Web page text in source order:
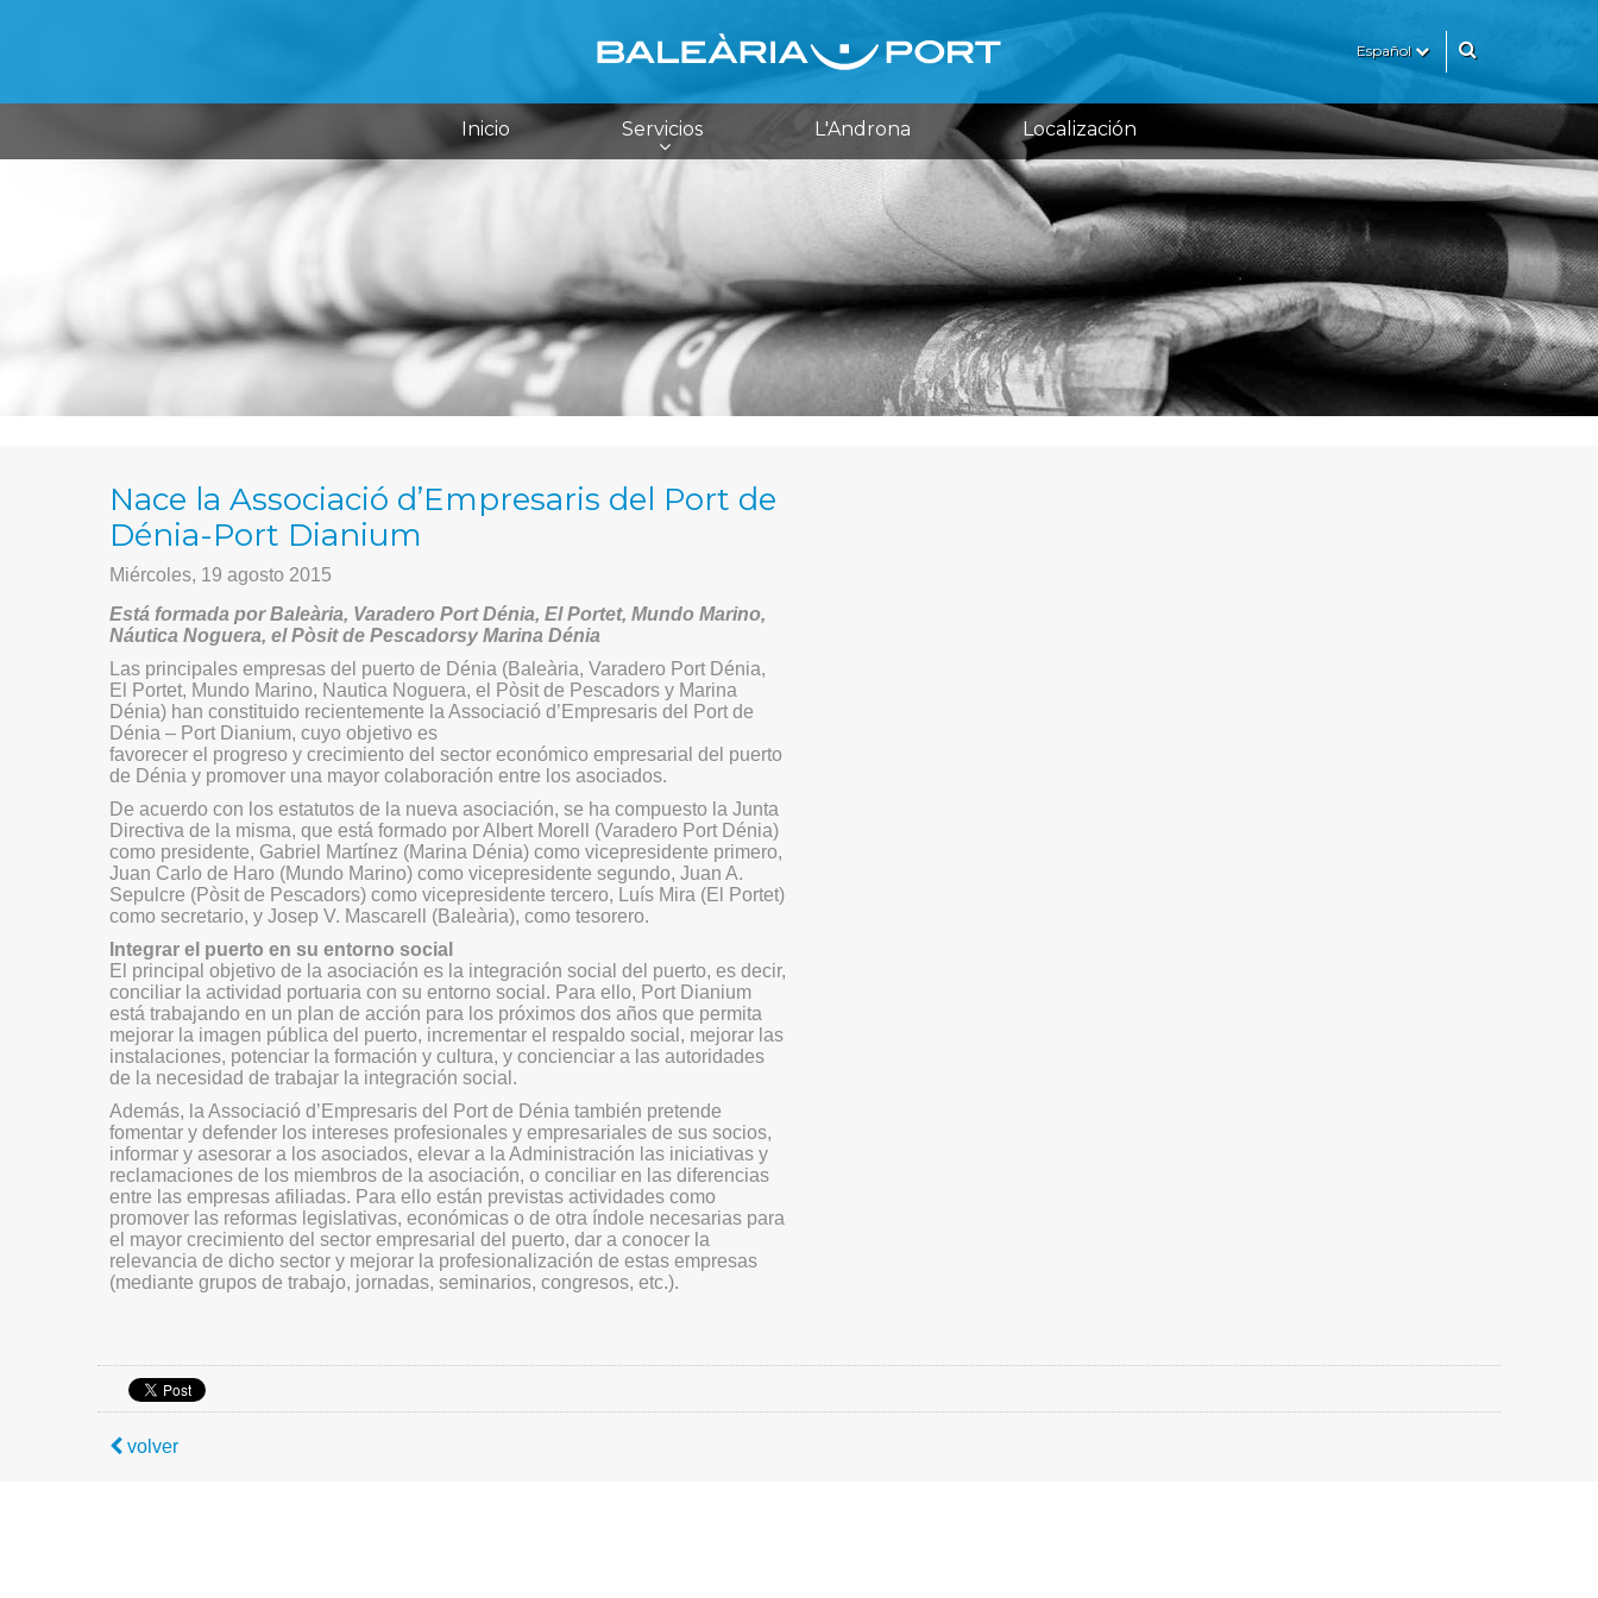
Español
Inicio Servicios L'Androna Localización
Nace la Associació d’Empresaris del Port de
Dénia-Port Dianium
Miércoles, 19 agosto 2015
Está formada por Baleària, Varadero Port Dénia, El Portet, Mundo Marino,
Náutica Noguera, el Pòsit de Pescadorsy Marina Dénia
Las principales empresas del puerto de Dénia (Baleària, Varadero Port Dénia,
El Portet, Mundo Marino, Nautica Noguera, el Pòsit de Pescadors y Marina
Dénia) han constituido recientemente la Associació d’Empresaris del Port de
Dénia – Port Dianium, cuyo objetivo es
favorecer el progreso y crecimiento del sector económico empresarial del puerto
de Dénia y promover una mayor colaboración entre los asociados.
De acuerdo con los estatutos de la nueva asociación, se ha compuesto la Junta
Directiva de la misma, que está formado por Albert Morell (Varadero Port Dénia)
como presidente, Gabriel Martínez (Marina Dénia) como vicepresidente primero,
Juan Carlo de Haro (Mundo Marino) como vicepresidente segundo, Juan A.
Sepulcre (Pòsit de Pescadors) como vicepresidente tercero, Luís Mira (El Portet)
como secretario, y Josep V. Mascarell (Baleària), como tesorero.
Integrar el puerto en su entorno social
El principal objetivo de la asociación es la integración social del puerto, es decir,
conciliar la actividad portuaria con su entorno social. Para ello, Port Dianium
está trabajando en un plan de acción para los próximos dos años que permita
mejorar la imagen pública del puerto, incrementar el respaldo social, mejorar las
instalaciones, potenciar la formación y cultura, y concienciar a las autoridades
de la necesidad de trabajar la integración social.
Además, la Associació d’Empresaris del Port de Dénia también pretende
fomentar y defender los intereses profesionales y empresariales de sus socios,
informar y asesorar a los asociados, elevar a la Administración las iniciativas y
reclamaciones de los miembros de la asociación, o conciliar en las diferencias
entre las empresas afiliadas. Para ello están previstas actividades como
promover las reformas legislativas, económicas o de otra índole necesarias para
el mayor crecimiento del sector empresarial del puerto, dar a conocer la
relevancia de dicho sector y mejorar la profesionalización de estas empresas
(mediante grupos de trabajo, jornadas, seminarios, congresos, etc.).
volver